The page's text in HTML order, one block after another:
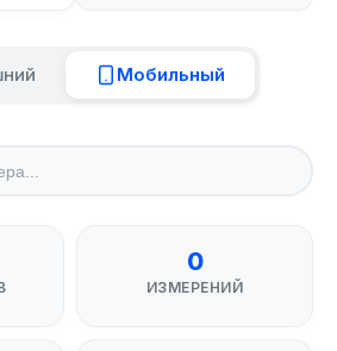
Мобильный
0
ИЗМЕРЕНИЙ